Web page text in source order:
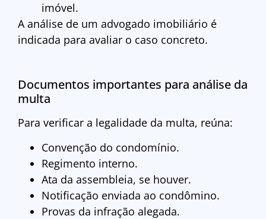
imóvel.
A análise de um advogado imobiliário é
indicada para avaliar o caso concreto.
Documentos importantes para análise da
multa
Para verificar a legalidade da multa, reúna:
Convenção do condomínio.
Regimento interno.
Ata da assembleia, se houver.
Notificação enviada ao condômino.
Provas da infração alegada.